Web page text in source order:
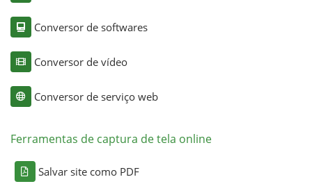
Conversor de softwares
Conversor de vídeo
Conversor de serviço web
Ferramentas de captura de tela online
Salvar site como PDF